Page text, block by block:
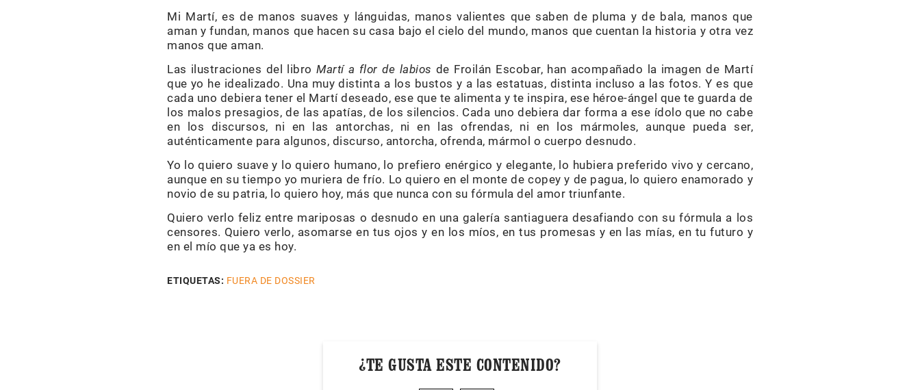
Mi Martí, es de manos suaves y lánguidas, manos valientes que saben de pluma y de bala, manos que
aman y fundan, manos que hacen su casa bajo el cielo del mundo, manos que cuentan la historia y otra vez
manos que aman.
Las ilustraciones del libroMartí a flor de labios de Froilán Escobar, han acompañado la imagen de Martí
que yo he idealizado. Una muy distinta a los bustos y a las estatuas, distinta incluso a las fotos. Y es que
cada uno debiera tener el Martí deseado, ese que te alimenta y te inspira, ese héroe-ángel que te guarda de
los malos presagios, de las apatías, de los silencios. Cada uno debiera dar forma a ese ídolo que no cabe
en los discursos, ni en las antorchas, ni en las ofrendas, ni en los mármoles, aunque pueda ser,
auténticamente para algunos, discurso, antorcha, ofrenda, mármol o cuerpo desnudo.
Yo lo quiero suave y lo quiero humano, lo prefiero enérgico y elegante, lo hubiera preferido vivo y cercano,
aunque en su tiempo yo muriera de frío. Lo quiero en el monte de copey y de pagua, lo quiero enamorado y
novio de su patria, lo quiero hoy, más que nunca con su fórmula del amor triunfante.
Quiero verlo feliz entre mariposas o desnudo en una galería santiaguera desafiando con su fórmula a los
censores. Quiero verlo, asomarse en tus ojos y en los míos, en tus promesas y en las mías, en tu futuro y
en el mío que ya es hoy.
ETIQUETAS: FUERA DE DOSSIER
¿TE GUSTA ESTE CONTENIDO?